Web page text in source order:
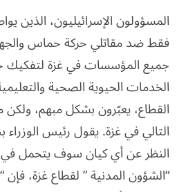
المسؤولون الإسرائيليون، الذين
فقط ضد مقاتلي حركة حماس
جميع المؤسسات في غزة لتفكيك
الخدمات الحيوية الصحية
القطاع، يعبّرون بشكل مبهم،
التالي في غزة. يقول رئيس الوزراء
النظر عن أي كيان سوف يتحمل
“الشؤون المدنية ” لقطاع غزة،